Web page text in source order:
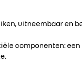
uitneembaar en
componenten: